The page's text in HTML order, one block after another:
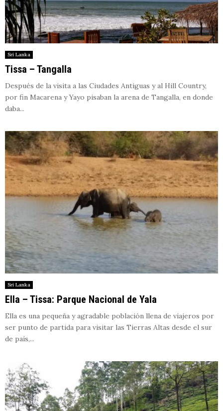
Sri Lanka
Tissa – Tangalla
Después de la visita a las Ciudades Antiguas y al Hill Country,
por fin Macarena y Yayo pisaban la arena de Tangalla, en donde
daba...
Sri Lanka
Ella – Tissa: Parque Nacional de Yala
Ella es una pequeña y agradable población llena de viajeros por
ser punto de partida para visitar las Tierras Altas desde el sur
de país,...